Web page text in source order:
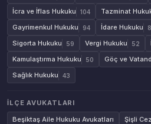
İcra ve İflas Hukuku 104 Tazminat
Gayrimenkul Hukuku 94 İdare Hukuku
Sigorta Hukuku 59 Vergi Hukuku 52
Kamulaştırma Hukuku 50 Göç ve
Sağlık Hukuku 43
İLÇE AVUKATLARI
Beşiktaş Aile Hukuku Avukatları
Şişli